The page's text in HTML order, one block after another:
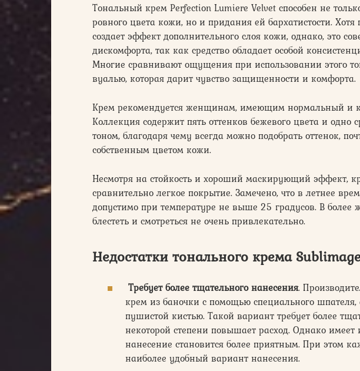
Тональный крем Perfection Lumiere Velvet способен не
ровного цвета кожи, но и придания ей бархатистости.
создает эффект дополнительного слоя кожи, однако, это
дискомфорта, так как средство обладает особой
Многие сравнивают ощущения при использовании этого
вуалью, которая дарит чувство защищенности и комфорта.
Крем рекомендуется женщинам, имеющим нормальный и
Коллекция содержит пять оттенков бежевого цвета и одно
тоном, благодаря чему всегда можно подобрать оттенок,
собственным цветом кожи.
Несмотря на стойкость и хороший маскирующий эффект,
сравнительно легкое покрытие. Замечено, что в летнее
допустимо при температуре не выше 25 градусов. В
блестеть и смотреться не очень привлекательно.
Недостатки тонального крема
Требует более тщательного нанесения.
крем из баночки с помощью специального шпателя,
пушистой кистью. Такой вариант требует более
некоторой степени повышает расход. Однако
нанесение становится более приятным. При этом
наиболее удобный вариант нанесения.